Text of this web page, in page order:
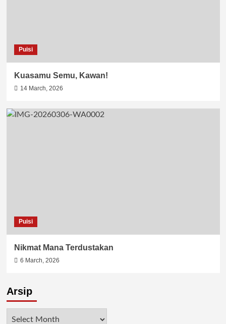
Puisi
Kuasamu Semu, Kawan!
14 March, 2026
Puisi
Nikmat Mana Terdustakan
6 March, 2026
Arsip